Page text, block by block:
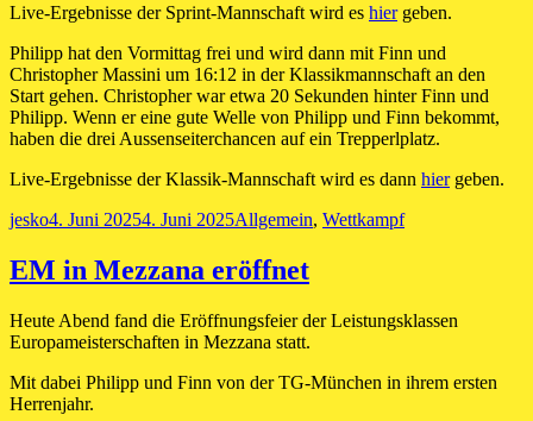
Live-Ergebnisse der Sprint-Mannschaft wird es hiergeben.
Philipp hat den Vormittag frei und wird dann mit Finn und
Christopher Massini um 16:12 in der Klassikmannschaft an den
Start gehen. Christopher war etwa 20 Sekunden hinter Finn und
Philipp. Wenn er eine gute Welle von Philipp und Finn bekommt,
haben die drei Aussenseiterchancen auf ein Trepperlplatz.
Live-Ergebnisse der Klassik-Mannschaft wird es dann hiergeben.
Autor
jeskoVeröffentlicht
4. Juni 20254. Juni 2025Kategorien
Allgemein, Wettkampf
EM in Mezzana eröffnet
Heute Abend fand die Eröffnungsfeier der Leistungsklassen
Europameisterschaften in Mezzana statt.
Mit dabei Philipp und Finn von der TG-München in ihrem ersten
Herrenjahr.